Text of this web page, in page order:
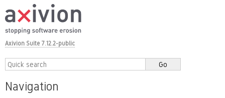
Axivion Suite 7.12.2-public
Navigation